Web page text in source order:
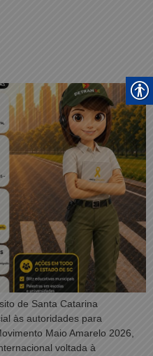
de Santa Catarina
às autoridades para
Maio Amarelo 2026,
voltada à